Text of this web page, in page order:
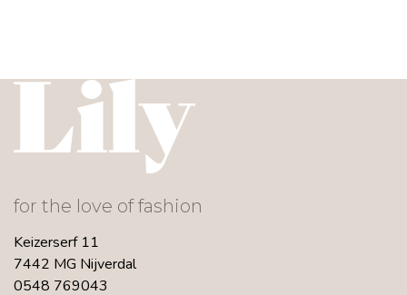
for the love of fashion
Keizerserf 11
7442 MG Nijverdal
0548 769043